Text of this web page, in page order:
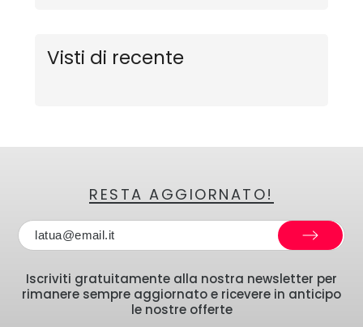
Visti di recente
RESTA AGGIORNATO!
Iscriviti gratuitamente alla nostra newsletter per
rimanere sempre aggiornato e ricevere in anticipo
le nostre offerte